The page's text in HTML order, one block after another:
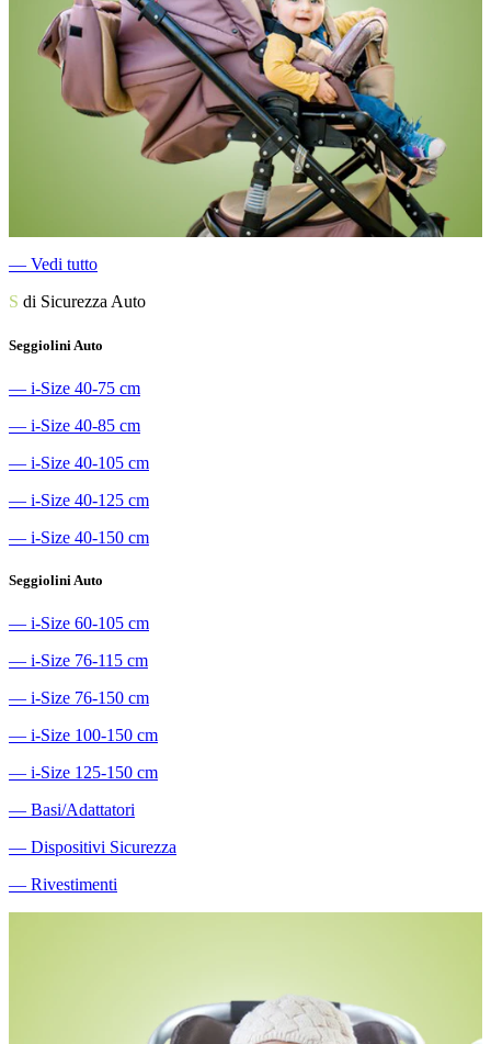
― Vedi tutto
S di Sicurezza Auto
Seggiolini Auto
― i-Size 40-75 cm
― i-Size 40-85 cm
― i-Size 40-105 cm
― i-Size 40-125 cm
― i-Size 40-150 cm
Seggiolini Auto
― i-Size 60-105 cm
― i-Size 76-115 cm
― i-Size 76-150 cm
― i-Size 100-150 cm
― i-Size 125-150 cm
― Basi/Adattatori
― Dispositivi Sicurezza
― Rivestimenti